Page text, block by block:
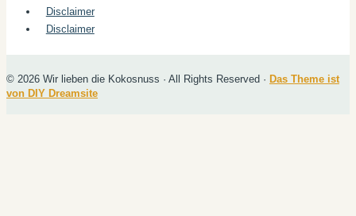
Disclaimer
Disclaimer
© 2026 Wir lieben die Kokosnuss · All Rights Reserved · Das Theme ist
von DIY Dreamsite